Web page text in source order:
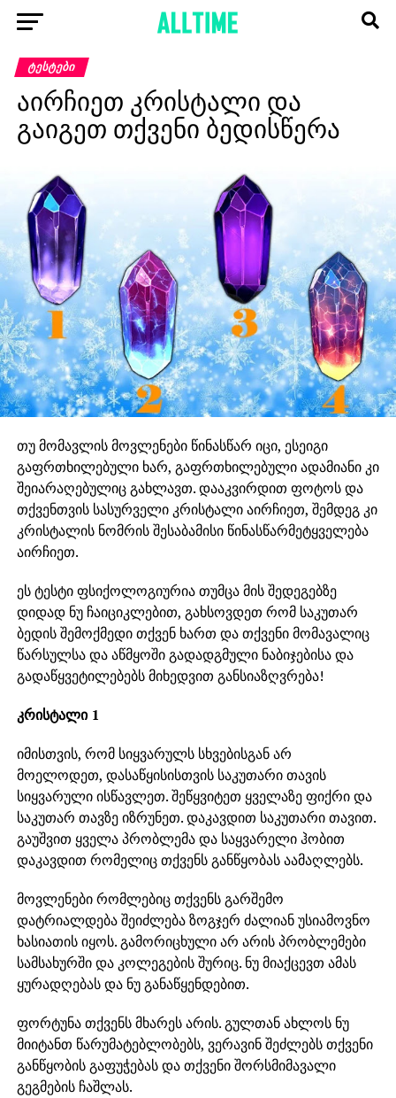
ᲢᲔᲡᲢᲔᲑᲘ
აირჩიეთ კრისტალი და
გაიგეთ თქვენი ბედისწერა
თუ მომავლის მოვლენები წინასწარ იცი, ესეიგი
გაფრთხილებული ხარ, გაფრთხილებული ადამიანი კი
შეიარაღებულიც გახლავთ. დააკვირდით ფოტოს და
თქვენთვის სასურველი კრისტალი აირჩიეთ, შემდეგ კი
კრისტალის ნომრის შესაბამისი წინასწარმეტყველება
აირჩიეთ.
ეს ტესტი ფსიქოლოგიურია თუმცა მის შედეგებზე
დიდად ნუ ჩაიციკლებით, გახსოვდეთ რომ საკუთარ
ბედის შემოქმედი თქვენ ხართ და თქვენი მომავალიც
წარსულსა და აწმყოში გადადგმული ნაბიჯებისა და
გადაწყვეტილებებს მიხედვით განსიაზღვრება!
კრისტალი 1
იმისთვის, რომ სიყვარულს სხვებისგან არ
მოელოდეთ, დასაწყისისთვის საკუთარი თავის
სიყვარული ისწავლეთ. შეწყვიტეთ ყველაზე ფიქრი და
საკუთარ თავზე იზრუნეთ. დაკავდით საკუთარი თავით.
გაუშვით ყველა პრობლემა და საყვარელი ჰობით
დაკავდით რომელიც თქვენს განწყობას აამაღლებს.
მოვლენები რომლებიც თქვენს გარშემო
დატრიალდება შეიძლება ზოგჯერ ძალიან უსიამოვნო
ხასიათის იყოს. გამორიცხული არ არის პრობლემები
სამსახურში და კოლეგების შურიც. ნუ მიაქცევთ ამას
ყურადღებას და ნუ განაწყენდებით.
ფორტუნა თქვენს მხარეს არის. გულთან ახლოს ნუ
მიიტანთ წარუმატებლობებს, ვერავინ შეძლებს თქვენი
განწყობის გაფუჭებას და თქვენი შორსმიმავალი
გეგმების ჩაშლას.